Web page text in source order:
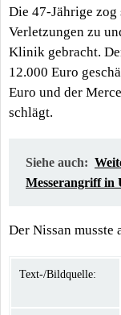
Die 47-Jährige
Verletzungen zu
Klinik gebracht.
12.000 Euro
Euro und der
schlägt.
Siehe auch:
Messerangriff in
Der Nissan musste
Text-/Bildquelle: